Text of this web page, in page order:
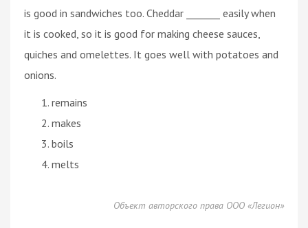
is good in sandwiches too. Cheddar _______ easily when
it is cooked, so it is good for making cheese sauces,
quiches and omelettes. It goes well with potatoes and
onions.
remains
makes
boils
melts
Объект авторского права ООО «Легион»